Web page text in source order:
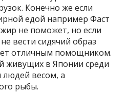
Конечно же если
едой например Фаст
не поможет, но если
вести сидячий образ
отличным помощником.
живущих в Японии среди
весом, а
рыбы.